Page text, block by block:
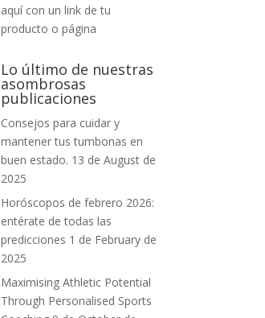
aquí con un link de tu
producto o página
Lo último de nuestras
asombrosas
publicaciones
Consejos para cuidar y
mantener tus tumbonas en
buen estado. 13 de August de
2025
Horóscopos de febrero 2026:
entérate de todas las
predicciones 1 de February de
2025
Maximising Athletic Potential
Through Personalised Sports